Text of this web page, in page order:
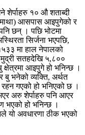
शेर्पाहरु १० औ शताब्दी
आसपास आइपुगेको र
छन् । पछि भोटमा
सिर्जना भएपछि,
मा हाल नेपालको
सतहदेखि ५,८००
क्षेत्रमा आइपुगे हो भनिन्छ ।
बु भनेको व्यक्ति, अर्थत
रहन गएको हो भनिएको छ ।
अरु शेर्पाहरु पनि आएर
भएको हो भनिन्छ ।
यो अवधारणा ठीक भएको